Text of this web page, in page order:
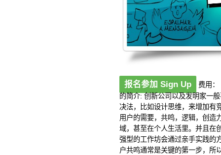
报名参加 Sign Up
费用
的简介: 创新公司以及发明家一
决法，比如设计思维，来增加有
用户的需要，共鸣，逻辑，创造
域，甚至在个人生活里。并且在
强型的工作坊会通过亲手实践的
户共鸣通常是关键的第一步，所